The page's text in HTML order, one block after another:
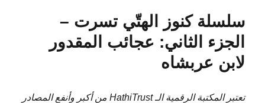
سلسلة كنوز الهتّي تسرت –
الجزء الثاني: عجائب المقدور
لابن عربشاه
تعتبر المكتبة الرقمية الـ HathiTrust من أكبر وأنفع المصادر